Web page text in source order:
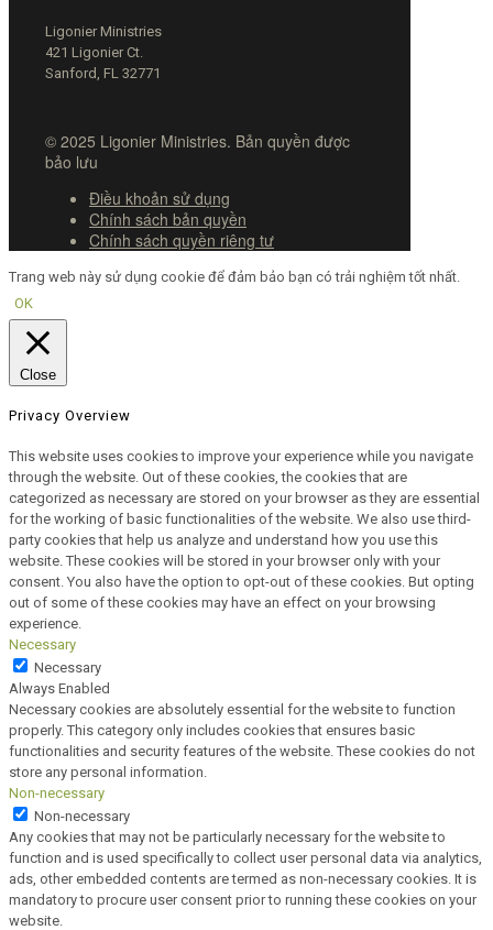
Ligonier Ministries
421 Ligonier Ct.
Sanford, FL 32771
© 2025 Ligonier Ministries. Bản quyền được
bảo lưu
Điều khoản sử dụng
Chính sách bản quyền
Chính sách quyền riêng tư
Trang web này sử dụng cookie để đảm bảo bạn có trải nghiệm tốt nhất.
OK
Close
Privacy Overview
This website uses cookies to improve your experience while you navigate
through the website. Out of these cookies, the cookies that are
categorized as necessary are stored on your browser as they are essential
for the working of basic functionalities of the website. We also use third-
party cookies that help us analyze and understand how you use this
website. These cookies will be stored in your browser only with your
consent. You also have the option to opt-out of these cookies. But opting
out of some of these cookies may have an effect on your browsing
experience.
Necessary
Necessary
Always Enabled
Necessary cookies are absolutely essential for the website to function
properly. This category only includes cookies that ensures basic
functionalities and security features of the website. These cookies do not
store any personal information.
Non-necessary
Non-necessary
Any cookies that may not be particularly necessary for the website to
function and is used specifically to collect user personal data via analytics,
ads, other embedded contents are termed as non-necessary cookies. It is
mandatory to procure user consent prior to running these cookies on your
website.